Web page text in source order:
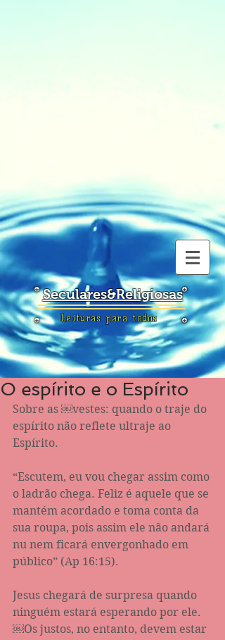
Seculares&Religiosas
Leituras para todos
O espírito e o Espírito
Sobre as ￼vestes: quando o traje do
espírito não reflete ultraje ao
Espírito.
“Escutem, eu vou chegar assim como
o ladrão chega. Feliz é aquele que se
mantém acordado e toma conta da
sua roupa, pois assim ele não andará
nu nem ficará envergonhado em
público” (Ap 16‬:‭15‬).
Jesus chegará de surpresa quando
ninguém estará esperando por ele.
￼Os justos, no entanto, devem estar